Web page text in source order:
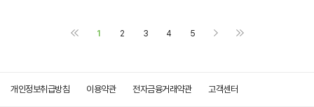
1 2 3 4 5
개인정보취급방침 이용약관 전자금융거래약관 고객센터